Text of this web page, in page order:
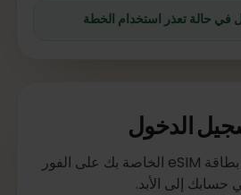
في حالة تعذر استخدام الخطة
الدخول
سجّل الدخول لتفعيل بطاقة eSIM الخاصة بك على الفور
إلى الأبد.